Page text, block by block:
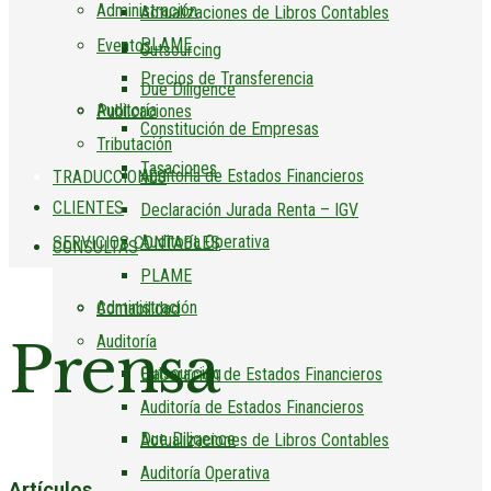
PLAME
Auditoría
Auditoría de Estados Financieros
Auditoría Operativa
Administración
Outsourcing
Due Diligence
Actualizaciones de Libros Contables
Precios de Transferencia
Tributación
Declaración Jurada Renta – IGV
PLAME
Auditoría
Auditoría de Estados Financieros
Auditoría Operativa
Eventos
Publicaciones
TRADUCCIONES
SERVICIOS CONTABLES
Contabilidad
Elaboración de Estados Financieros
Actualizaciones de Libros Contables
Administración
Outsourcing
Due Diligence
Constitución de Empresas
Tasaciones
CLIENTES
CONSULTAS
Prensa